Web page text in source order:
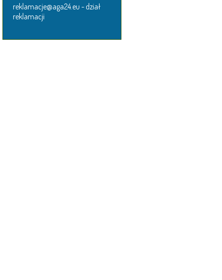
reklamacje@aga24.eu - dział
reklamacji